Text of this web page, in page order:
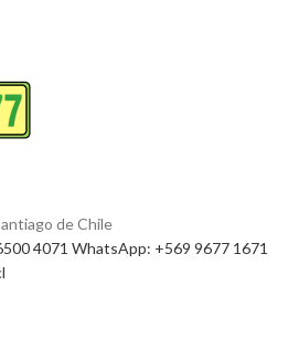
de Chile
4071 WhatsApp: +569 9677 1671